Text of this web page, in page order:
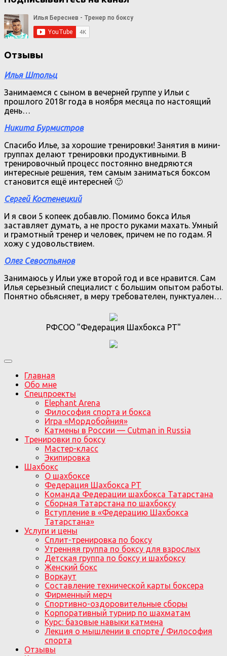
Отзывы
Илья Штольц
Занимаемся с сыном в вечерней группе у Ильи с
прошлого 2018г года в ноября месяца по настоящий
день…
Никита Бурмистров
Спасибо Илье, за хорошие тренировки! Занятия в мини-
группах делают тренировки продуктивными. В
тренировочный процесс постоянно внедряются
интересные решения, тем самым заниматься боксом
становится ещё интересней 🙂
Сергей Костенецкий
И я свои 5 копеек добавлю. Помимо бокса Илья
заставляет думать, а не просто руками махать. Умный
и грамотный тренер и человек, причем не по годам. Я
хожу с удовольствием.
Олег Севостьянов
Занимаюсь у Ильи уже второй год и все нравится. Сам
Илья серьезный специалист с большим опытом работы.
Понятно обьясняет, в меру требователен, пунктуален…
РФСОО "Федерация Шахбокса РТ"
Главная
Обо мне
Спецпроекты
Elephant Arena
Философия спорта и бокса
Игра «Мордобойния»
Катмены в России — Cutman in Russia
Тренировки по боксу
Мастер-класс
Экипировка
Шахбокс
О шахбоксе
Федерация Шахбокса РТ
Команда Федерации шахбокса Татарстана
Сборная Татарстана по шахбоксу
Вступление в «Федерацию Шахбокса
Татарстана»
Услуги и цены
Сплит-тренировка по боксу
Утренняя группа по боксу для взрослых
Детская группа по боксу и шахбоксу
Женский бокс
Воркаут
Составление технической карты боксера
Фирменный мерч
Спортивно-оздоровительные сборы
Корпоративный турнир по шахматам
Курс: базовые навыки катмена
Лекция о мышлении в спорте / Философия
спорта
Отзывы